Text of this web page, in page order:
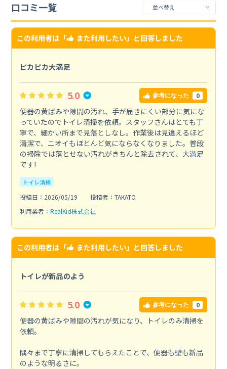
口コミ一覧
この利用者は「 また利用したい」と回答しました
ピカピカ大満足
5.0 参考になった 0
便器の黄ばみや隙間の汚れ、手が届きにくい部分に気にな
っていたのでトイレ清掃を依頼。スタッフさんはとても丁
寧で、細かい所まで見落としなし。作業後は見違えるほど
清潔で、ニオイもほとんど気にならなくなりました。普段
の掃除では落とせない汚れがきちんと除去されて、大満足
です!
トイレ清掃
投稿日：2026/05/19
投稿者：TAKATO
利用業者： RealKid株式会社
この利用者は「 また利用したい」と回答しました
トイレが新品のよう
5.0 参考になった 0
便器の黄ばみや隙間の汚れが気になり、トイレのみ清掃を
依頼。
隅々まで丁寧に清掃してもらえたことで、便器も壁も新品
のような明るさに。